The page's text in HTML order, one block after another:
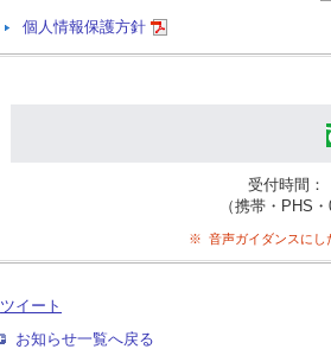
個人情報保護方針
受付時間：
（携帯・PHS
※ 音声ガイダンスにし
ツイート
お知らせ一覧へ戻る